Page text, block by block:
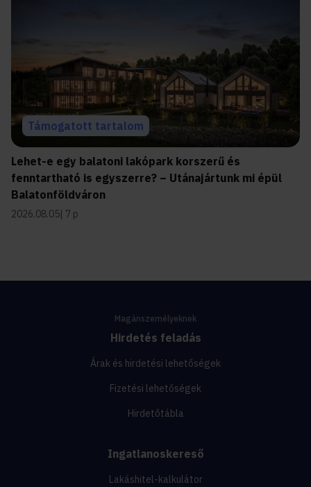
Támogatott tartalom
Lehet-e egy balatoni lakópark korszerű és
fenntartható is egyszerre? – Utánajártunk mi épül
Balatonföldváron
2026.08.05 7 p
Magánszemélyeknek
Hirdetés feladás
Árak és hirdetési lehetőségek
Fizetési lehetőségek
Hirdetőtábla
Ingatlanoskereső
Lakáshitel-kalkulátor